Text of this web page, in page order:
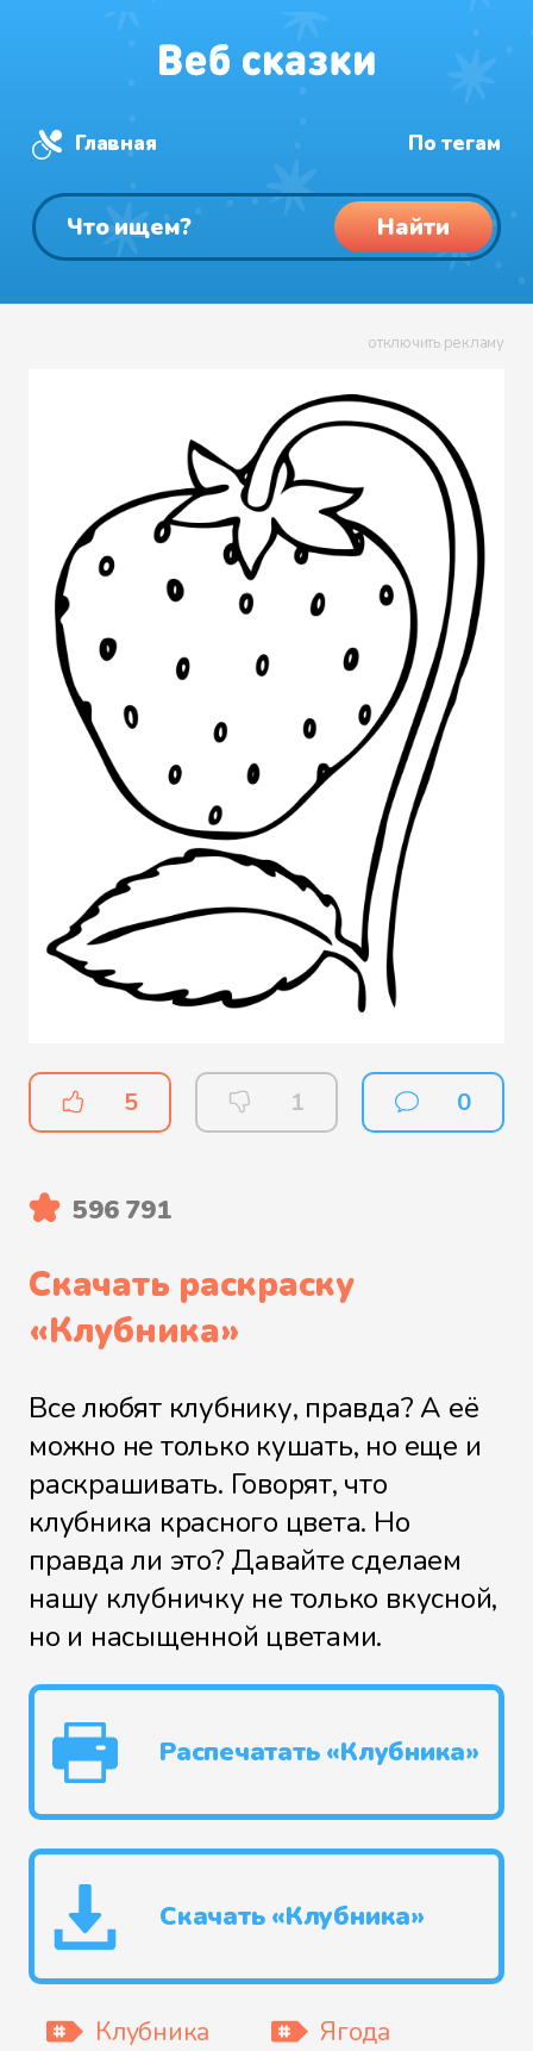
Главная По тегам
Найти
отключить рекламу
5 1 0
596 791
Скачать раскраску
«Клубника»
Все любят клубнику, правда? А её
можно не только кушать, но еще и
раскрашивать. Говорят, что
клубника красного цвета. Но
правда ли это? Давайте сделаем
нашу клубничку не только вкусной,
но и насыщенной цветами.
Распечатать «Клубника»
Скачать «Клубника»
Клубника Ягода